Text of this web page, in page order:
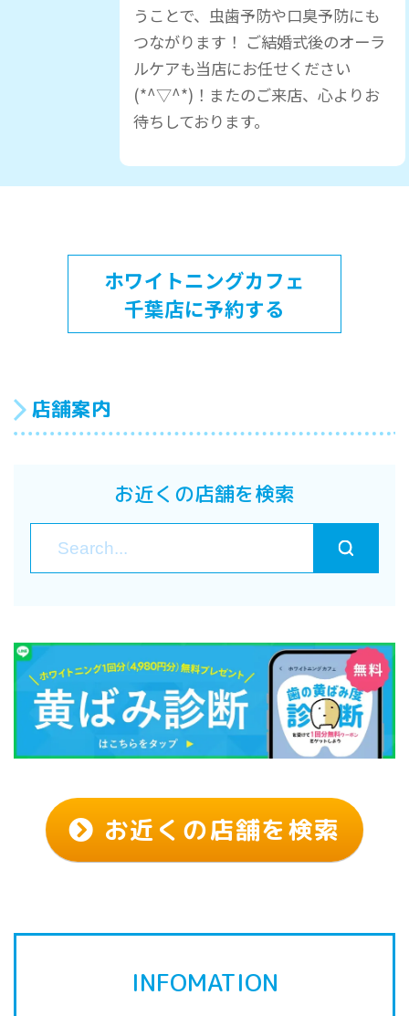
うことで、虫歯予防や口臭予防にも
つながります！ ご結婚式後のオーラ
ルケアも当店にお任せください
(*^▽^*)！またのご来店、心よりお
待ちしております。
ホワイトニングカフェ
千葉店に予約する
店舗案内
お近くの店舗を検索
お近くの店舗を検索
INFOMATION